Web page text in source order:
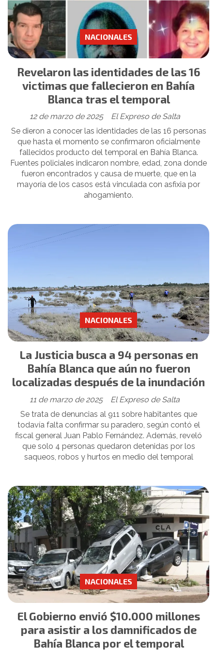
Revelaron las identidades de las 16
victimas que fallecieron en Bahía
Blanca tras el temporal
El Expreso de Salta
NACIONALES
12 de marzo de 2025
Se dieron a conocer las identidades de las 16 personas
que hasta el momento se confirmaron oficialmente
fallecidos producto del temporal en Bahía Blanca.
Fuentes policiales indicaron nombre, edad, zona donde
fueron encontrados y causa de muerte, que en la
mayoría de los casos está vinculada con asfixia por
ahogamiento.
La Justicia busca a 94 personas en
Bahía Blanca que aún no fueron
localizadas después de la inundación
El Expreso de Salta
NACIONALES
11 de marzo de 2025
Se trata de denuncias al 911 sobre habitantes que
todavía falta confirmar su paradero, según contó el
fiscal general Juan Pablo Fernández. Además, reveló
que solo 4 personas quedaron detenidas por los
saqueos, robos y hurtos en medio del temporal
El Gobierno envió $10.000 millones
para asistir a los damnificados de
Bahía Blanca por el temporal
NACIONALES